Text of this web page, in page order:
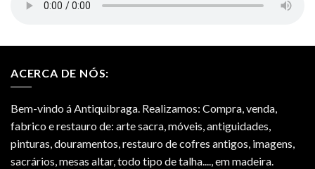
ACERCA DE NÓS:
Bem-vindo á Antiquibraga. Realizamos: Compra, venda,
fabrico e restauro de: arte sacra, móveis, antiguidades,
pinturas, douramentos, restauro de cofres antigos, imagens,
sacrários, mesas altar, todo tipo de talha...., em madeira.